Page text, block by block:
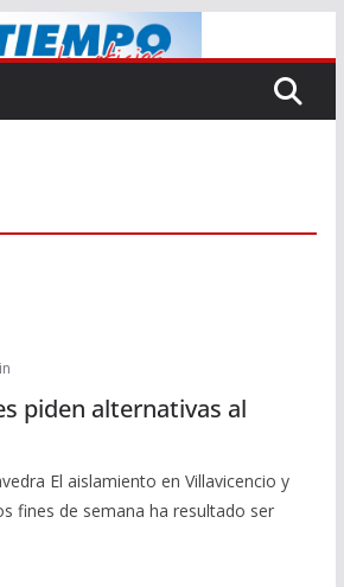
piden alternativas al
El aislamiento en Villavicencio y
fines de semana ha resultado ser